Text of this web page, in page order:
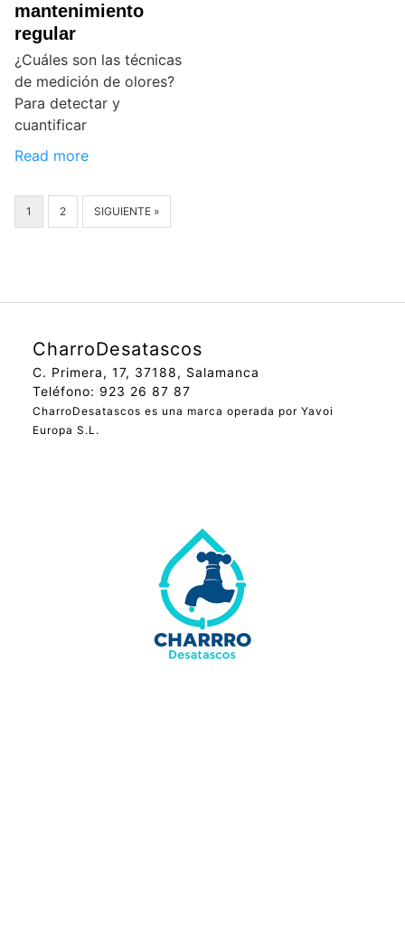
mantenimiento
regular
¿Cuáles son las técnicas
de medición de olores?
Para detectar y
cuantificar
Read more
1 2 SIGUIENTE »
CharroDesatascos
C. Primera, 17, 37188, Salamanca
Teléfono: 923 26 87 87
CharroDesatascos es una marca operada por Yavoi
Europa S.L.